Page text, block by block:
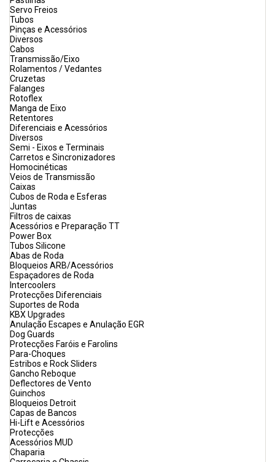
Servo Freios
Tubos
Pinças e Acessórios
Diversos
Cabos
Transmissão/Eixo
Rolamentos / Vedantes
Cruzetas
Falanges
Rotoflex
Manga de Eixo
Retentores
Diferenciais e Acessórios
Diversos
Semi - Eixos e Terminais
Carretos e Sincronizadores
Homocinéticas
Veios de Transmissão
Caixas
Cubos de Roda e Esferas
Juntas
Filtros de caixas
Acessórios e Preparação TT
Power Box
Tubos Silicone
Abas de Roda
Bloqueios ARB/Acessórios
Espaçadores de Roda
Intercoolers
Protecções Diferenciais
Suportes de Roda
KBX Upgrades
Anulação Escapes e Anulação EGR
Dog Guards
Protecções Faróis e Farolins
Para-Choques
Estribos e Rock Sliders
Gancho Reboque
Deflectores de Vento
Guinchos
Bloqueios Detroit
Capas de Bancos
Hi-Lift e Acessórios
Protecções
Acessórios MUD
Chaparia